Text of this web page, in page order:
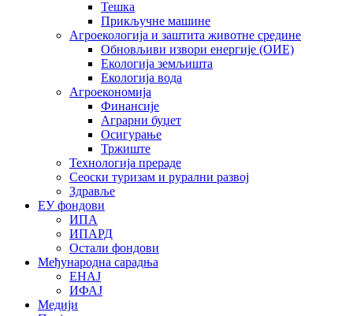
Тешка
Прикључне машине
Агроекологија и заштита животне средине
Обновљиви извори енергије (ОИЕ)
Екологија земљишта
Екологија вода
Агроекономија
Финансије
Аграрни буџет
Осигурање
Тржиште
Технологија прераде
Сеоски туризам и рурални развој
Здравље
ЕУ фондови
ИПА
ИПАРД
Остали фондови
Међународна сарадња
ЕНАЈ
ИФАЈ
Медији